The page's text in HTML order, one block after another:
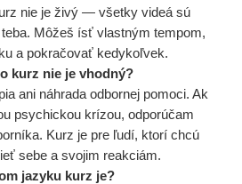
nie je živý — všetky videá sú
Môžeš ísť vlastným tempom,
a pokračovať kedykoľvek.
kurz nie je vhodný?
ani náhrada odbornej pomoci. Ak
psychickou krízou, odporúčam
Kurz je pre ľudí, ktorí chcú
sebe a svojim reakciám.
jazyku kurz je?